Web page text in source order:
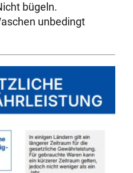
bügeln.
unbedingt